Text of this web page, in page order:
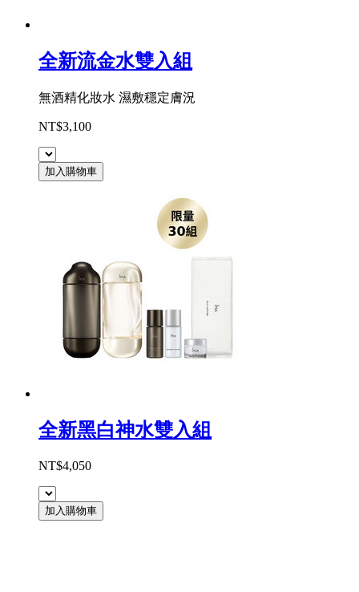
全新流金水雙入組
無酒精化妝水 濕敷穩定膚況
NT$3,100
加入購物車
全新黑白神水雙入組
NT$4,050
加入購物車